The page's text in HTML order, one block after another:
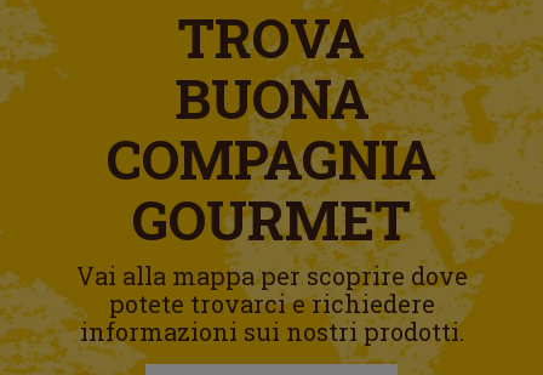
TROVA
BUONA
COMPAGNIA
GOURMET
Vai alla mappa per scoprire dove
potete trovarci e richiedere
informazioni sui nostri prodotti.